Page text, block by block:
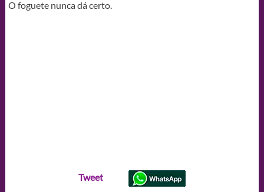
O foguete nunca dá certo.
Tweet